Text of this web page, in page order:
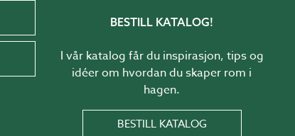
BESTILL KATALOG!
I vår katalog får du inspirasjon, tips og
idéer om hvordan du skaper rom i
hagen.
BESTILL KATALOG